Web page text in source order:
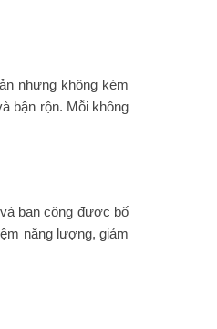
nhưng không kém
bận rộn. Mỗi không
ban công được bố
năng lượng, giảm